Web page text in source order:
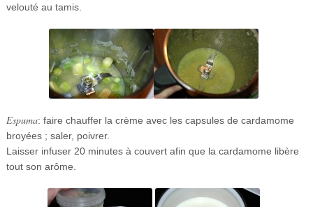
velouté au tamis.
Espuma: faire chauffer la crème avec les capsules de cardamome
broyées ; saler, poivrer.
Laisser infuser 20 minutes à couvert afin que la cardamome libère
tout son arôme.